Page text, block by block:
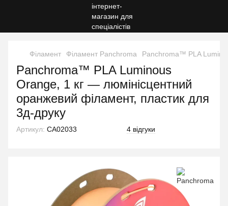
Філамент Філамент Panchroma Panchroma™ PLA
Panchroma™ PLA Luminous
Orange, 1 кг — люмінісцентний
оранжевий філамент, пластик для
3д-друку
Артикул: CA02033 4 відгуки